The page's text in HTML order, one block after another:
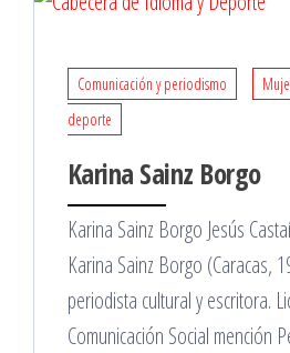
Comunicación y periodismo
deporte
Karina Sainz Borgo
Karina Sainz Borgo Jesús
Karina Sainz Borgo (Caracas,
periodista cultural y escritora.
Comunicación Social mención